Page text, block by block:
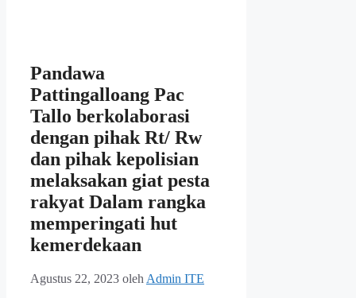
Pandawa
Pattingalloang Pac
Tallo berkolaborasi
dengan pihak Rt/ Rw
dan pihak kepolisian
melaksakan giat pesta
rakyat Dalam rangka
memperingati hut
kemerdekaan
Agustus 22, 2023 oleh Admin ITE